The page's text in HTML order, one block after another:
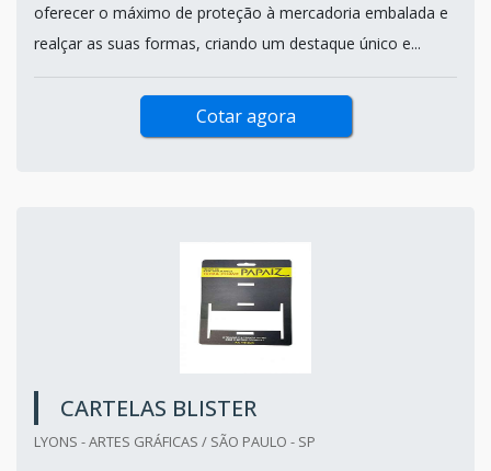
oferecer o máximo de proteção à mercadoria embalada e
realçar as suas formas, criando um destaque único e...
Cotar agora
CARTELAS BLISTER
LYONS - ARTES GRÁFICAS / SÃO PAULO - SP